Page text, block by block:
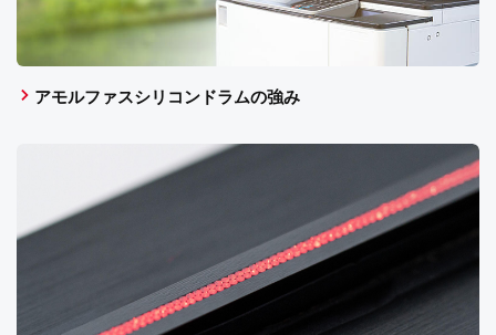
アモルファスシリコンドラムの強み